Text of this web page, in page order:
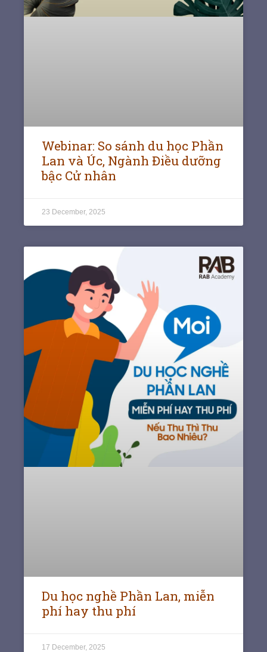
Webinar: So sánh du học Phần
Lan và Úc, Ngành Điều dưỡng
bậc Cử nhân
23 December, 2025
Du học nghề Phần Lan, miễn
phí hay thu phí
17 December, 2025